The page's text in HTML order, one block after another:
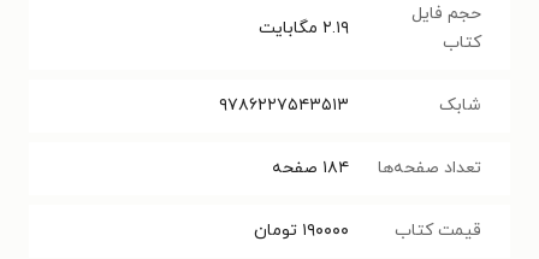
حجم فایل
کتاب
۲.۱۹ مگابایت
شابک ۹۷۸۶۲۲۷۵۴۳۵۱۳
تعداد صفحه‌ها ۱۸۴ صفحه
قیمت کتاب ۱۹۰۰۰۰ تومان